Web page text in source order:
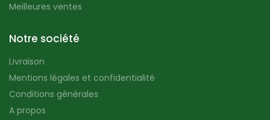
Meilleures ventes
Notre société
Livraison
Mentions légales et confidentialité
Conditions générales
A propos